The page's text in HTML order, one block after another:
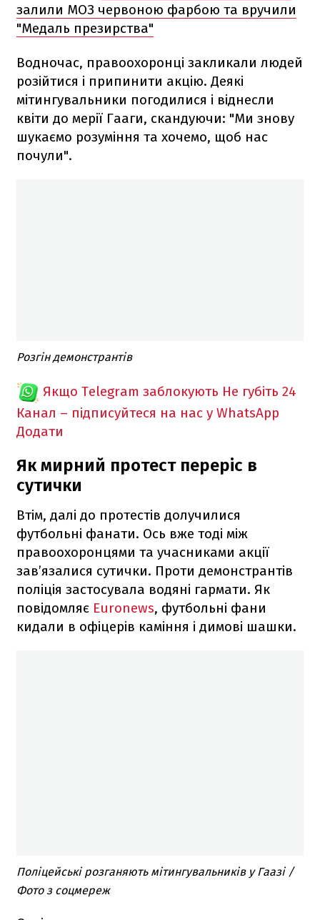
залили МОЗ червоною фарбою та вручили
"Медаль презирства"
Водночас, правоохоронці закликали людей
розійтися і припинити акцію. Деякі
мітингувальники погодилися і віднесли
квіти до мерії Гааги, скандуючи: "Ми знову
шукаємо розуміння та хочемо, щоб нас
почули".
Розгін демонстрантів
Якщо Telegram заблокують Не губіть 24
Канал – підписуйтеся на нас у WhatsApp
Додати
Як мирний протест переріс в
сутички
Втім, далі до протестів долучилися
футбольні фанати. Ось вже тоді між
правоохоронцями та учасниками акції
зав’язалися сутички. Проти демонстрантів
поліція застосувала водяні гармати. Як
повідомляє Euronews, футбольні фани
кидали в офіцерів каміння і димові шашки.
Поліцейські розганяють мітингувальників у Гаазі /
Фото з соцмереж